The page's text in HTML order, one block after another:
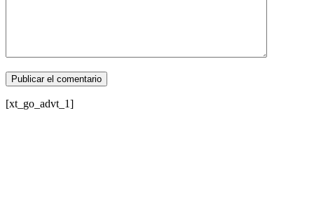
[xt_go_advt_1]